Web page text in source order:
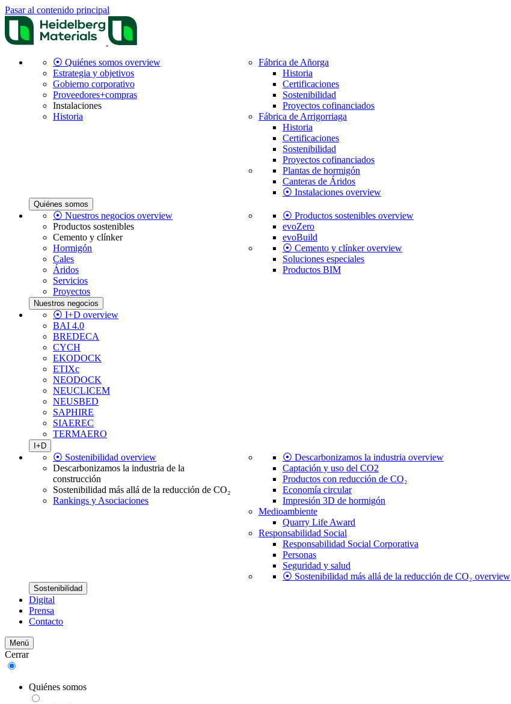
Pasar al contenido principal
⦿ Quiénes somos overview
Estrategia y objetivos
Gobierno corporativo
Proveedores+compras
Instalaciones
Historia
Fábrica de Añorga
Historia
Certificaciones
Sostenibilidad
Proyectos cofinanciados
Fábrica de Arrigorriaga
Historia
Certificaciones
Sostenibilidad
Proyectos cofinanciados
Plantas de hormigón
Canteras de Áridos
⦿ Instalaciones overview
Quiénes somos
⦿ Nuestros negocios overview
Productos sostenibles
Cemento y clínker
Hormigón
Cales
Áridos
Servicios
Proyectos
⦿ Productos sostenibles overview
evoZero
evoBuild
⦿ Cemento y clínker overview
Soluciones especiales
Productos BIM
Nuestros negocios
⦿ I+D overview
BAI 4.0
BREDECA
CYCH
EKODOCK
ETIXc
NEODOCK
NEUCLICEM
NEUSBED
SAPHIRE
SIAEREC
TERMAERO
I+D
⦿ Sostenibilidad overview
Descarbonizamos la industria de la
construcción
Sostenibilidad más allá de la reducción de CO₂
Rankings y Asociaciones
⦿ Descarbonizamos la industria overview
Captación y uso del CO2
Productos con reducción de CO₂
Economía circular
Impresión 3D de hormigón
Medioambiente
Quarry Life Award
Responsabilidad Social
Responsabilidad Social Corporativa
Personas
Seguridad y salud
⦿ Sostenibilidad más allá de la reducción de CO₂ overview
Sostenibilidad
Digital
Prensa
Contacto
Menú
Cerrar
Quiénes somos